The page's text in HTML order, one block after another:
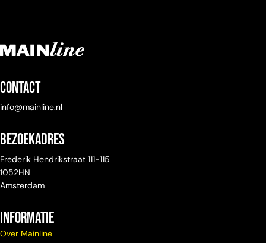
Contact
info@mainline.nl
Bezoekadres
Frederik Hendrikstraat 111-115
1052HN
Amsterdam
Informatie
Over Mainline